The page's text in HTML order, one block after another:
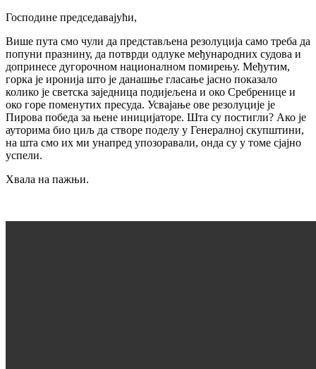
Господине председавајући,
Више пута смо чули да представљена резолуција само треба да
попуни празнину, да потврди одлуке међународних судова и
допринесе дугорочном националном помирењу. Међутим,
горка је иронија што је данашње гласање јасно показало
колико је светска заједница подијељена и око Сребренице и
око горе поменутих пресуда. Усвајање ове резолуције је
Пирова победа за њене иницијаторе. Шта су постигли? Ако је
ауторима био циљ да створе поделу у Генералној скупштини,
на шта смо их ми унапред упозоравали, онда су у томе сјајно
успели.
Хвала на пажњи.